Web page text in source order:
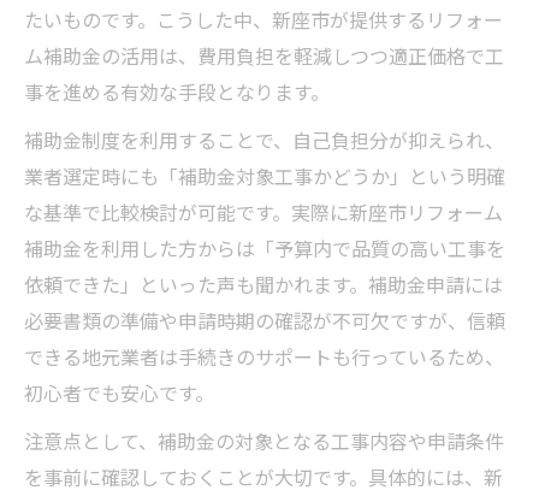
たいものです。こうした中、新座市が提供するリフォー
ム補助金の活用は、費用負担を軽減しつつ適正価格で工
事を進める有効な手段となります。
補助金制度を利用することで、自己負担分が抑えられ、
業者選定時にも「補助金対象工事かどうか」という明確
な基準で比較検討が可能です。実際に新座市リフォーム
補助金を利用した方からは「予算内で品質の高い工事を
依頼できた」といった声も聞かれます。補助金申請には
必要書類の準備や申請時期の確認が不可欠ですが、信頼
できる地元業者は手続きのサポートも行っているため、
初心者でも安心です。
注意点として、補助金の対象となる工事内容や申請条件
を事前に確認しておくことが大切です。具体的には、新